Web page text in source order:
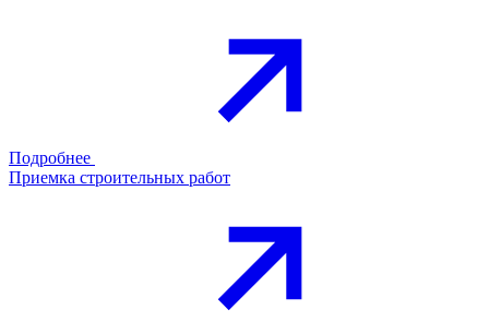
Подробнее
Приемка строительных работ